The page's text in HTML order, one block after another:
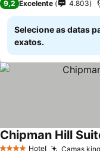
9,2 Excelente 4.803
Selecione as datas
exatos.
Hotel Camas
Chipman Hill